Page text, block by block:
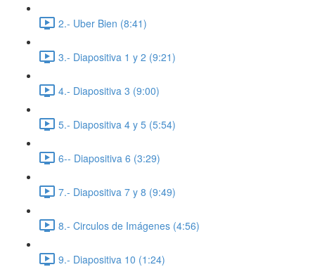
2.- Uber Bien (8:41)
3.- Diapositiva 1 y 2 (9:21)
4.- Diapositiva 3 (9:00)
5.- Diapositiva 4 y 5 (5:54)
6-- Diapositiva 6 (3:29)
7.- Diapositiva 7 y 8 (9:49)
8.- Circulos de Imágenes (4:56)
9.- Diapositiva 10 (1:24)